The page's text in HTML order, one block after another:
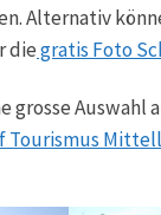
Alternativ
diegratis Foto
grosse Auswahl
Tourismus